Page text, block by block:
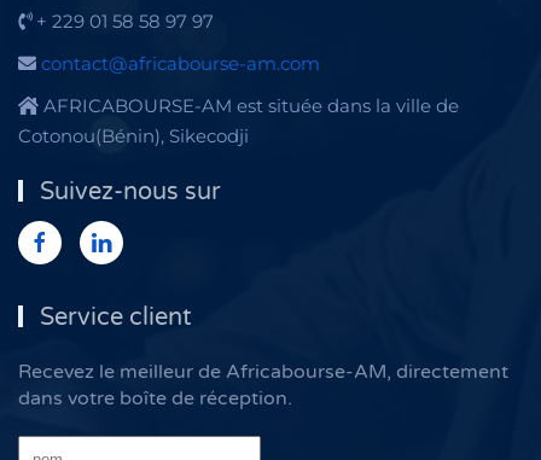
+ 229 01 58 58 97 97
contact@africabourse-am.com
AFRICABOURSE-AM est située dans la ville de
Cotonou(Bénin), Sikecodji
Suivez-nous sur
Service client
Recevez le meilleur de Africabourse-AM, directement
dans votre boîte de réception.